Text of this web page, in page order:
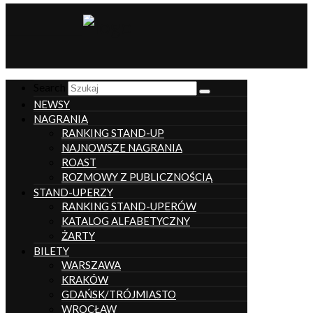
NEWSY
NAGRANIA
RANKING STAND-UP
NAJNOWSZE NAGRANIA
ROAST
ROZMOWY Z PUBLICZNOŚCIĄ
STAND-UPERZY
RANKING STAND-UPERÓW
KATALOG ALFABETYCZNY
ŻARTY
BILETY
WARSZAWA
KRAKÓW
GDAŃSK/TRÓJMIASTO
WROCŁAW